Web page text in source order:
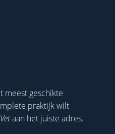
meest geschikte
praktijk wilt
Vetaan het juiste adres.